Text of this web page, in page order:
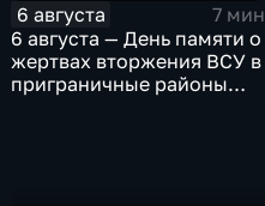
6 августа
7 мин
6 августа — День памяти о
жертвах вторжения ВСУ в
приграничные районы